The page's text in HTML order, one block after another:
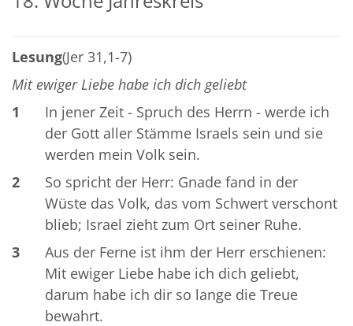
Lesung(Jer 31,1-7)
Mit ewiger Liebe habe ich dich geliebt
1
In jener Zeit - Spruch des Herrn - werde ich
der Gott aller Stämme Israels sein und sie
werden mein Volk sein.
2
So spricht der Herr: Gnade fand in der
Wüste das Volk, das vom Schwert verschont
blieb; Israel zieht zum Ort seiner Ruhe.
3
Aus der Ferne ist ihm der Herr erschienen:
Mit ewiger Liebe habe ich dich geliebt,
darum habe ich dir so lange die Treue
bewahrt.